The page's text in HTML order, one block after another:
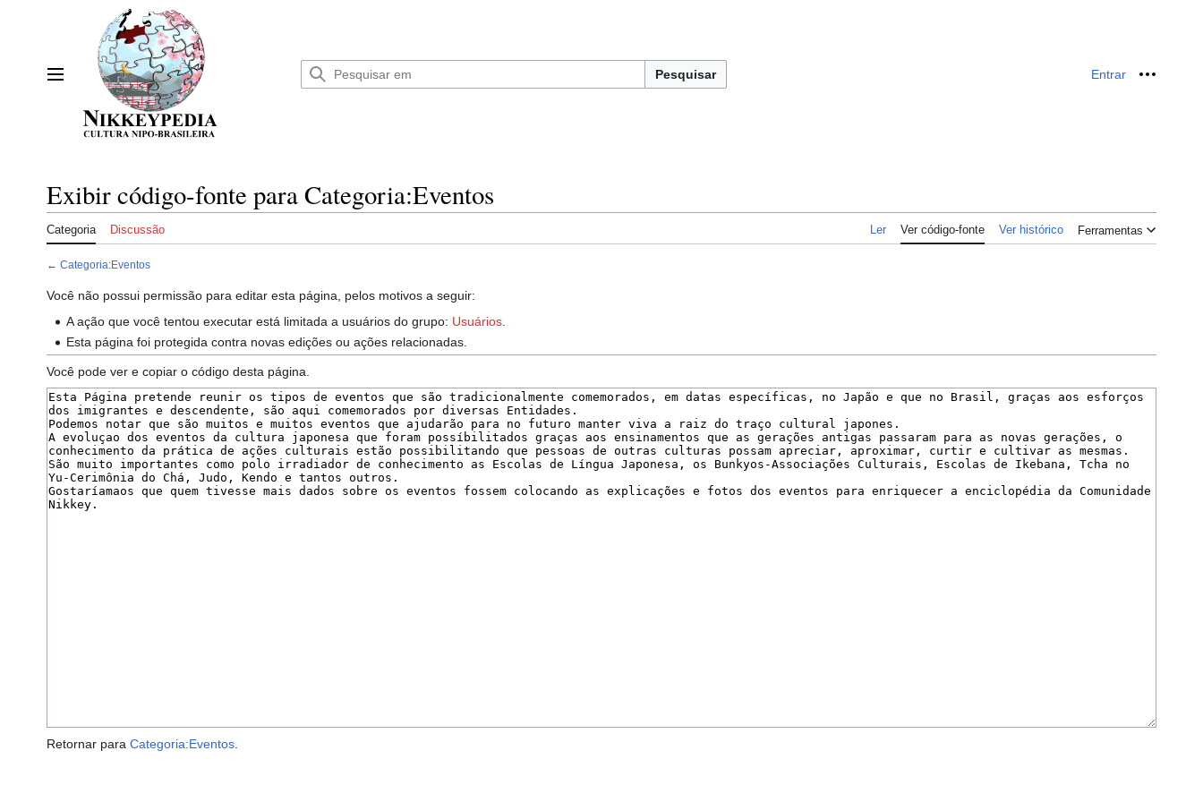
Menu principal
Pesquisar Entrar
Exibir código-fonte para Categoria:Eventos
Categoria Discussão Ler Ver código-fonte Ver histórico Ferramentas
← Categoria:Eventos
Você não possui permissão para editar esta página, pelos motivos a seguir:
A ação que você tentou executar está limitada a usuários do grupo: Usuários
Esta página foi protegida contra novas edições ou ações relacionadas.
Você pode ver e copiar o código desta página.
Retornar para Categoria:Eventos